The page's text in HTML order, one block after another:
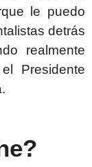
le puedo
detrás
realmente
Presidente